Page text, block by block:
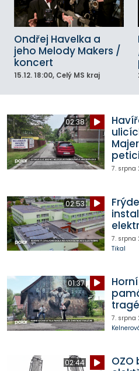
Ondřej Havelka a
jeho Melody Makers /
koncert
15.12. 18:00, Celý MS kraj
02:38
petici
7. srpna
02:53
7. srpna
Tikal
01:37
7. srpna
02:44